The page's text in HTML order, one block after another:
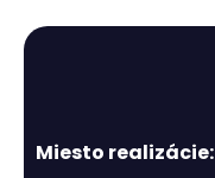
Miesto realizácie: